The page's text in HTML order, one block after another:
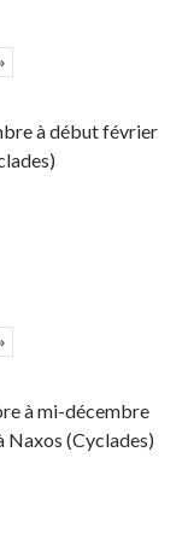
à début février
à mi-décembre
Naxos (Cyclades)